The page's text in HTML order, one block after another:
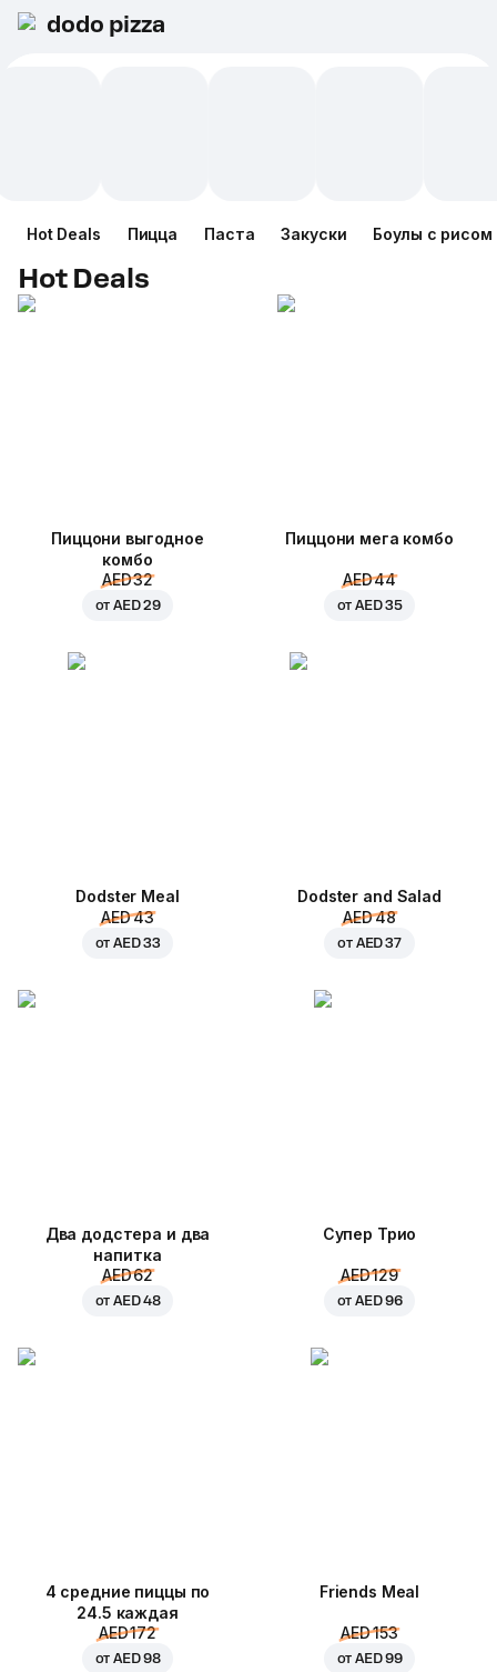
dodo pizza
Hot Deals Пицца Паста Закуски Боулы с рисом
Hot Deals
Пиццони выгодное
комбо
AED 32
отAED 29
Пиццони мега комбо
AED 44
отAED 35
Dodster Meal
AED 43
отAED 33
Dodster and Salad
AED 48
от AED 37
Два додстера и два
напитка
AED 62
отAED 48
Супер Трио
AED 129
отAED 96
4 средние пиццы по
24.5 каждая
AED 172
отAED 98
Friends Meal
AED 153
отAED 99